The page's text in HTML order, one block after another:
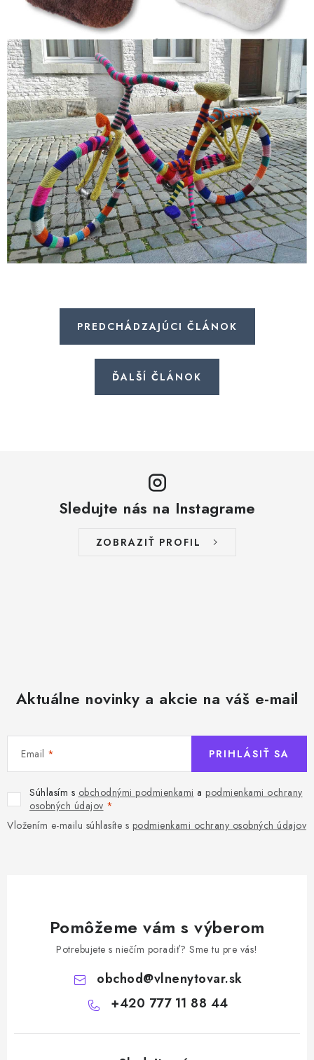
PREDCHÁDZAJÚCI ČLÁNOK
ĎALŠÍ ČLÁNOK
Sledujte nás na Instagrame
ZOBRAZIŤ PROFIL
Aktuálne novinky a akcie na váš e-mail
Email
Súhlasím s obchodnými podmienkami a podmienkami ochrany
osobných údajov
Vložením e-mailu súhlasíte s podmienkami ochrany osobných údajov
PRIHLÁSIŤ SA
Pomôžeme vám s výberom
Potrebujete s niečím poradiť? Sme tu pre vás!
obchod@vlnenytovar.sk
+420 777 11 88 44